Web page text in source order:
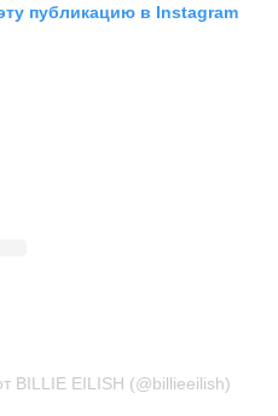
публикацию в Instagram
BILLIE EILISH (@billieeilish)